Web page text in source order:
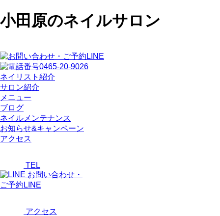
小田原のネイルサロン
ネイリスト紹介
サロン紹介
メニュー
ブログ
ネイルメンテナンス
お知らせ&キャンペーン
アクセス
TEL
お問い合わせ・
ご予約LINE
アクセス